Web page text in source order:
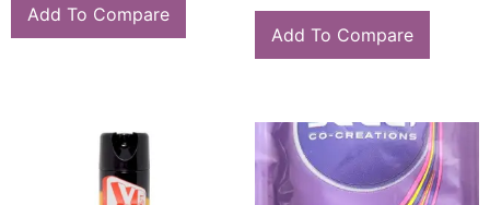
Add To Compare
Add To Compare